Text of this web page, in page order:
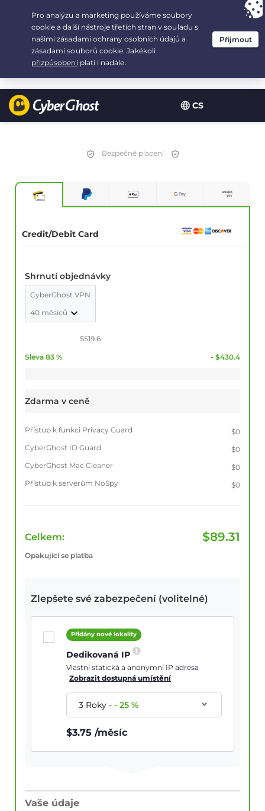
CS
Your choice:The Best Dealfor 3.3333333333333-years at $
/month
Bezpečné placení
Credit/Debit Card
Shrnutí objednávky
CyberGhost VPN
40 měsíců
$519.6
Sleva 83 % - $430.4
Zdarma v ceně
Přístup k funkci Privacy Guard
$0
CyberGhost ID Guard
$0
CyberGhost Mac Cleaner
$0
Přístup k serverům NoSpy
$0
Celkem: $89.31
Opakující se platba
Zlepšete své zabezpečení (volitelné)
Přidány nové lokality
Dedikovaná IP
Vlastní statická a anonymní IP adresa
Zobrazit dostupná umístění
3 Roky--25 %
$3.75 /měsíc
Vaše údaje